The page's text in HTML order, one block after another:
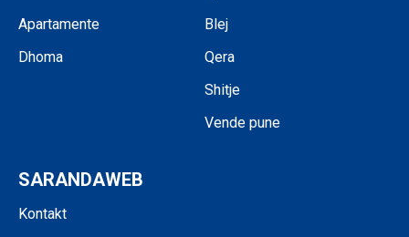
Apartamente
Dhoma
Blej
Qera
Shitje
Vende pune
SARANDAWEB
Kontakt